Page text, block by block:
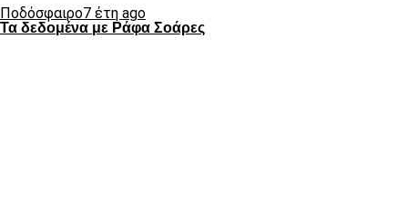
Ποδόσφαιρο7 έτη ago
Τα δεδομένα με Ράφα Σοάρες